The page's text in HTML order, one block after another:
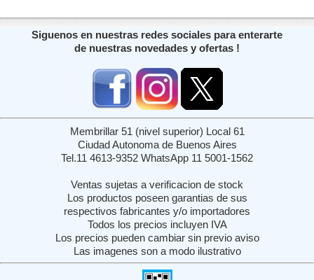
Siguenos en nuestras redes sociales para enterarte
de nuestras novedades y ofertas !
Membrillar 51 (nivel superior) Local 61
Ciudad Autonoma de Buenos Aires
Tel.11 4613-9352 WhatsApp 11 5001-1562
Ventas sujetas a verificacion de stock
Los productos poseen garantias de sus
respectivos fabricantes y/o importadores
Todos los precios incluyen IVA
Los precios pueden cambiar sin previo aviso
Las imagenes son a modo ilustrativo